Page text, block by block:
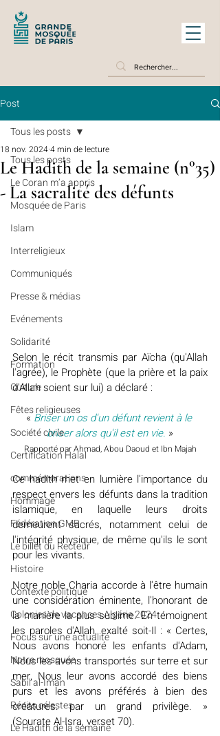
Post
Tous les posts
Le Coran m’a appris
Mosquée de Paris
Islam
Interreligieux
Communiqués
Presse & médias
Evénements
Solidarité
Formation
Culture
Fêtes religieuses
Société civile
Certification Halal
commémorations
Hommage
Fédération GMP
Le billet du Recteur
Histoire
Contexte politique
Colonies de vacances Algérie 2024
​​Focus sur une actualité
Notre mosquée
Sabil al-Iman
Récits célestes
Le Hadith de la semaine
Tous les posts
Le Hadith de la semaine (n°35)
- La sacralité des défunts
18 nov. 20244 min de lecture
Selon le récit transmis par Aïcha (qu'Allah
l'agrée), le Prophète (que la prière et la paix
d'Allah soient sur lui) a déclaré :
« Briser un os d'un défunt revient à le
briser alors qu'il est en vie. »
Rapporté par Ahmad, Abou Daoud et Ibn Majah
Ce hadith met en lumière l'importance du
respect envers les défunts dans la tradition
islamique, en laquelle leurs droits
demeurent sacrés, notamment celui de
l'intégrité physique, de même qu'ils le sont
pour les vivants.
Notre noble Charia accorde à l'être humain
une considération éminente, l'honorant de
la manière la plus sublime. En témoignent
les paroles d'Allah, exalté soit-Il : « Certes,
Nous avons honoré les enfants d'Adam,
Nous les avons transportés sur terre et sur
mer, Nous leur avons accordé des biens
purs et les avons préférés à bien des
créatures. par un grand privilège. »
(Sourate Al-Isra, verset 70).